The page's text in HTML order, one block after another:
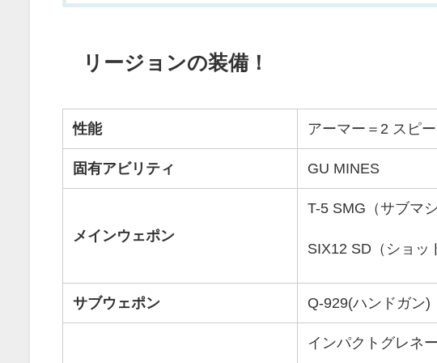
リージョンの装備！
性能 アーマー＝2 スピ
固有アビリティ GU MINES
メインウェポン
T-5 SMG（サブマ
SIX12 SD（ショッ
サブウェポン Q-929(ハンドガン)
インパクトグレネ